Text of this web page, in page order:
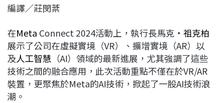
c
b
o
o
k
n
a
d
e
d
I
n
L
i
n
k
編譯／莊閔棻
在Meta Connect 2024活動上，執行長馬克· 祖克柏
展示了公司在虛擬實境（VR）、擴增實境（AR）以
及人工智慧 （AI）領域的最新進展，尤其強調了這些
技術之間的融合應用，此次活動重點不僅在於VR/AR
裝置，更聚焦於Meta的AI技術，掀起了一股AI技術浪
潮。